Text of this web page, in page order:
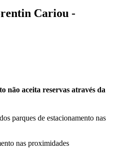
Cariou -
não aceita reservas através da
parques de estacionamento nas
nas proximidades